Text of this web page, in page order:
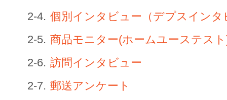
個別インタビュー（デプスインタ
商品モニター(ホームユーステス
訪問インタビュー
郵送アンケート